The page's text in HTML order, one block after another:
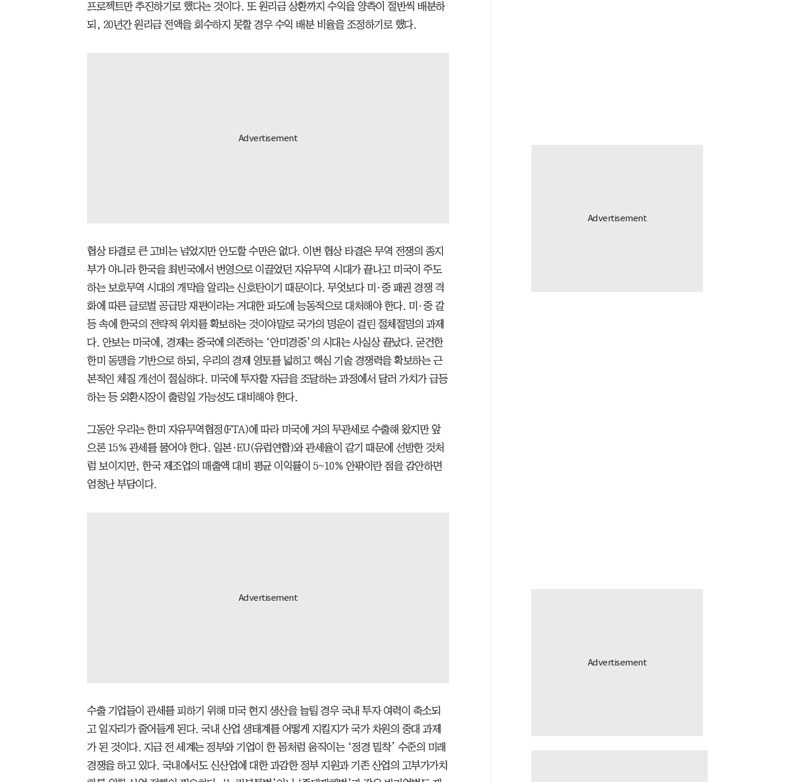
프로젝트만 추진하기로 했다는 것이다. 또 원리금 상환까지 수익을 양측이 절반씩 배분하
되, 20년간 원리금 전액을 회수하지 못할 경우 수익 배분 비율을 조정하기로 했다.
협상 타결로 큰 고비는 넘었지만 안도할 수만은 없다. 이번 협상 타결은 무역 전쟁의 종지
부가 아니라 한국을 최빈국에서 번영으로 이끌었던 자유무역 시대가 끝나고 미국이 주도
하는 보호무역 시대의 개막을 알리는 신호탄이기 때문이다. 무엇보다 미·중 패권 경쟁 격
화에 따른 글로벌 공급망 재편이라는 거대한 파도에 능동적으로 대처해야 한다. 미·중 갈
등 속에 한국의 전략적 위치를 확보하는 것이야말로 국가의 명운이 걸린 절체절명의 과제
다. 안보는 미국에, 경제는 중국에 의존하는 ‘안미경중’의 시대는 사실상 끝났다. 굳건한
한미 동맹을 기반으로 하되, 우리의 경제 영토를 넓히고 핵심 기술 경쟁력을 확보하는 근
본적인 체질 개선이 절실하다. 미국에 투자할 자금을 조달하는 과정에서 달러 가치가 급등
하는 등 외환시장이 출렁일 가능성도 대비해야 한다.
그동안 우리는 한미 자유무역협정(FTA)에 따라 미국에 거의 무관세로 수출해 왔지만 앞
으론 15% 관세를 물어야 한다. 일본·EU(유럽연합)와 관세율이 같기 때문에 선방한 것처
럼 보이지만, 한국 제조업의 매출액 대비 평균 이익률이 5~10% 안팎이란 점을 감안하면
엄청난 부담이다.
수출 기업들이 관세를 피하기 위해 미국 현지 생산을 늘릴 경우 국내 투자 여력이 축소되
고 일자리가 줄어들게 된다. 국내 산업 생태계를 어떻게 지킬지가 국가 차원의 중대 과제
가 된 것이다. 지금 전 세계는 정부와 기업이 한 몸처럼 움직이는 ‘정경 밀착’ 수준의 미래
경쟁을 하고 있다. 국내에서도 신산업에 대한 과감한 정부 지원과 기존 산업의 고부가가치